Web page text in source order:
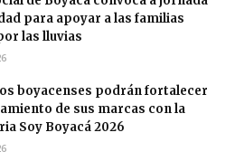
para apoyar a las familias
las lluvias
boyacenses podrán fortalecer
de sus marcas con la
Soy Boyacá 2026